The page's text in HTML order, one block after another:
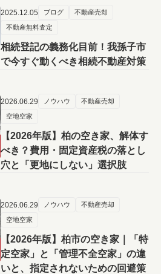
2025.12.05 ブログ 不動産売却
不動産無料査定
相続登記の義務化目前！我孫子市
で今すぐ動くべき相続不動産対策
2026.06.29 ノウハウ 不動産売却
空地空家
【2026年版】柏の空き家、解体す
べき？費用・固定資産税の落とし
穴と「更地にしない」選択肢
2026.06.29 ノウハウ 不動産売却
空地空家
【2026年版】柏市の空き家｜「特
定空家」と「管理不全空家」の違
いと、指定されないための回避策